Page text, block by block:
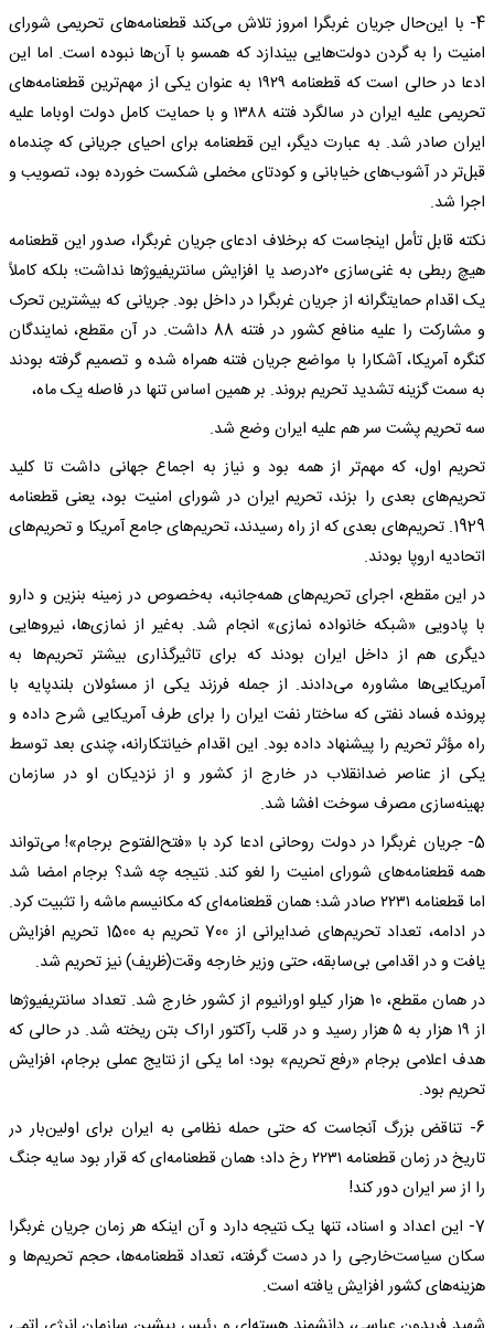
4- با این‌حال جریان غربگرا امروز تلاش می‌کند قطعنامه‌های تحریمی شورای
امنیت را به گردن دولت‌هایی بیندازد که همسو با آن‌ها نبوده است. اما این
ادعا در حالی است که قطعنامه ۱۹۲۹ به عنوان یکی از مهم‌ترین قطعنامه‌های
تحریمی علیه ایران در سالگرد فتنه ۱۳۸۸ و با حمایت کامل دولت اوباما علیه
ایران صادر شد. به عبارت دیگر، این قطعنامه برای احیای جریانی که چندماه
قبل‌تر در آشوب‌های خیابانی و کودتای مخملی شکست خورده بود، تصویب و
اجرا شد.
نکته قابل تأمل اینجاست که برخلاف ادعای جریان غربگرا، صدور این قطعنامه
هیچ ربطی به غنی‌سازی ۲۰درصد یا افزایش سانتریفیوژها نداشت؛ بلکه کاملاً
یک اقدام حمایتگرانه از جریان غربگرا در داخل بود. جریانی که بیشترین تحرک
و مشارکت را علیه منافع کشور در فتنه 88 داشت. در آن مقطع، نمایندگان
کنگره آمریکا، آشکارا با مواضع جریان فتنه همراه شده و تصمیم گرفته بودند
به سمت گزینه تشدید تحریم بروند. بر همین اساس تنها در فاصله یک ماه،
سه تحریم پشت سر هم علیه ایران وضع ‌شد.
تحریم اول، که مهم‌تر از همه بود و نیاز به اجماع جهانی داشت تا کلید
تحریم‌های بعدی را بزند، تحریم ایران در شورای امنیت بود، یعنی قطعنامه
1929. تحریم‌های بعدی که از راه رسیدند، تحریم‌های جامع آمریکا و تحریم‌های
اتحادیه اروپا بودند.
در این مقطع، اجرای تحریم‌های همه‌جانبه، به‌خصوص در زمینه بنزین و دارو
با پادویی «شبکه خانواده نمازی» انجام شد. به‌غیر از نمازی‌ها، نیروهایی
دیگری هم از داخل ایران بودند که برای تاثیرگذاری بیشتر تحریم‌ها به
آمریکایی‌ها مشاوره می‌دادند. از جمله فرزند یکی از مسئولان بلندپایه با
پرونده فساد نفتی که ساختار نفت ایران را برای طرف آمریکایی شرح داده و
راه مؤثر تحریم را پیشنهاد داده بود. این اقدام خیانتکارانه، چندی بعد توسط
یکی از عناصر ضدانقلاب در خارج از کشور و از نزدیکان او در سازمان
بهینه‌سازی مصرف سوخت افشا شد.
5- جریان غربگرا در دولت روحانی ادعا کرد با «فتح‌الفتوح برجام»! می‌تواند
همه قطعنامه‌های شورای امنیت را لغو کند. نتیجه چه شد؟ برجام امضا شد
اما قطعنامه ۲۲۳۱ صادر شد؛ همان قطعنامه‌ای که مکانیسم ماشه را تثبیت کرد.
در ادامه، تعداد تحریم‌های ضدایرانی از 700 تحریم به 1500 تحریم افزایش
یافت و در اقدامی بی‌سابقه، حتی وزیر خارجه وقت(ظریف) نیز تحریم شد.
در همان مقطع، 10 هزار کیلو اورانیوم از کشور خارج شد. تعداد سانتریفیوژها
از ۱۹ هزار به ۵ هزار رسید و در قلب رآکتور اراک بتن ریخته شد. در حالی که
هدف اعلامی برجام «رفع تحریم» بود؛ اما یکی از نتایج عملی برجام، افزایش
تحریم بود.
6- تناقض بزرگ آنجاست که حتی حمله نظامی به ایران برای اولین‌بار در
تاریخ در زمان قطعنامه ۲۲۳۱ رخ داد؛ همان قطعنامه‌ای که قرار بود سایه جنگ
را از سر ایران دور کند!
7- این اعداد و اسناد، تنها یک نتیجه دارد و آن اینکه هر زمان جریان غربگرا
سکان سیاست‌خارجی را در دست گرفته، تعداد قطعنامه‌ها، حجم تحریم‌ها و
هزینه‌های کشور افزایش یافته است.